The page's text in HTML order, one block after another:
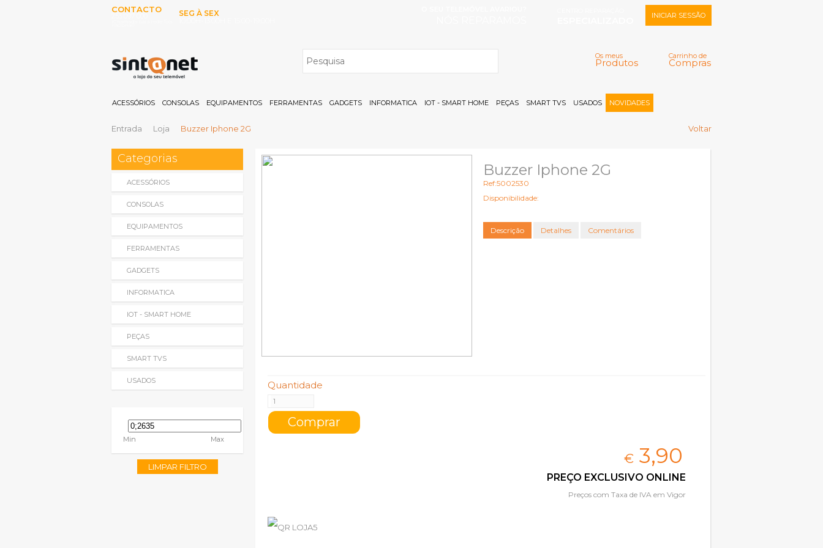
CONTACTO
SEG À SEX
Carrinho de
Compras
Os meus
Produtos
INICIAR SESSÃO
Memorizar
Registar |
ACESSÓRIOS CONSOLAS EQUIPAMENTOS FERRAMENTAS GADGETS INFORMATICA IOT - SMART HOME PEÇAS SMART TVS USADOS NOVIDADES
Entrada Loja Buzzer Iphone 2G Voltar
Categorias
ACESSÓRIOS
CONSOLAS
EQUIPAMENTOS
FERRAMENTAS
GADGETS
INFORMATICA
IOT - SMART HOME
PEÇAS
SMART TVS
USADOS
Min Max
LIMPAR FILTRO
Buzzer Iphone 2G
Ref:5002530
Disponibilidade:
Descrição Detalhes Comentários
Quantidade
€ 3,90
PREÇO EXCLUSIVO ONLINE
Preços com Taxa de IVA em Vigor